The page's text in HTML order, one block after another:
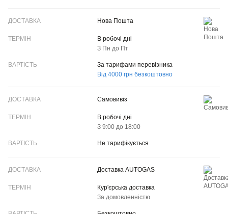
ДОСТАВКА
ТЕРМІН
Нова Пошта
В робочі дні
З Пн до Пт
За тарифами перевізника
Від 4000 грн безкоштовно
Самовивіз
В робочі дні
З 9:00 до 18:00
Не тарифікується
Доставка AUTOGAS
Кур'єрська доставка
За домовленністю